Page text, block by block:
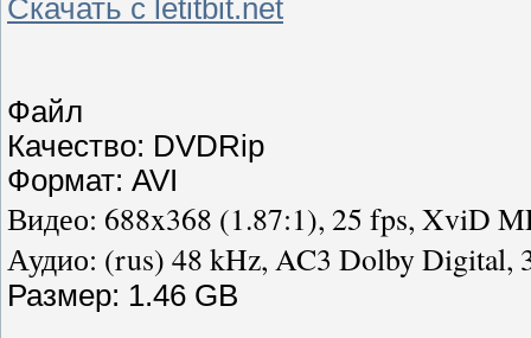
Скачать с letitbit.net
Файл
Качество: DVDRip
Формат: AVI
Видео: 688x368 (1.87:1), 25 fps, XviD
Аудио: (rus) 48 kHz, AC3 Dolby Digital,
Размер: 1.46 GB